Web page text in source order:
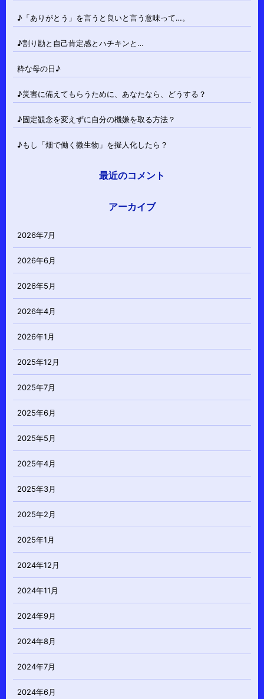
♪「ありがとう」を言うと良いと言う意味って…。
♪割り勘と自己肯定感とハチキンと…
粋な母の日♪
♪災害に備えてもらうために、あなたなら、どうする？
♪固定観念を変えずに自分の機嫌を取る方法？
♪もし「畑で働く微生物」を擬人化したら？
最近のコメント
アーカイブ
2026年7月
2026年6月
2026年5月
2026年4月
2026年1月
2025年12月
2025年7月
2025年6月
2025年5月
2025年4月
2025年3月
2025年2月
2025年1月
2024年12月
2024年11月
2024年9月
2024年8月
2024年7月
2024年6月